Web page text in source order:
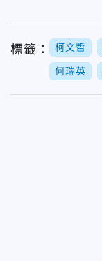
標籤： 柯文哲
何瑞英